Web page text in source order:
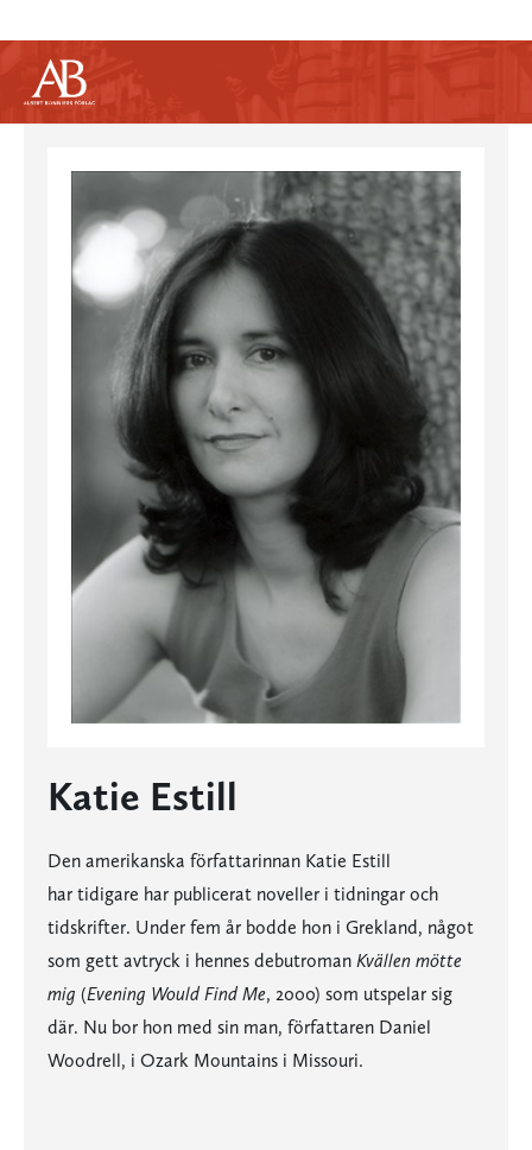
Katie Estill
Den amerikanska författarinnan Katie Estill
har tidigare har publicerat noveller i tidningar och
tidskrifter. Under fem år bodde hon i Grekland, något
som gett avtryck i hennes debutroman Kvällen mötte
mig (Evening Would Find Me, 2000) som utspelar sig
där. Nu bor hon med sin man, författaren Daniel
Woodrell, i Ozark Mountains i Missouri.